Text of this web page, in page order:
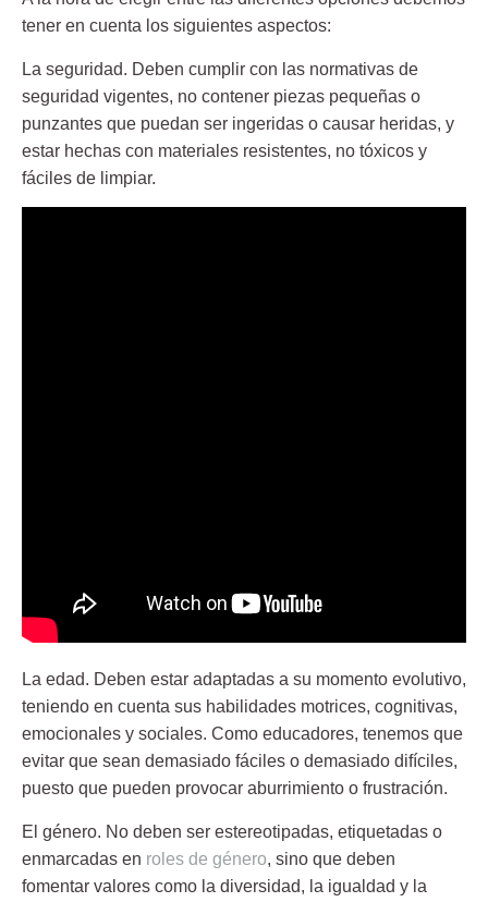
tener en cuenta los siguientes aspectos:
La seguridad. Deben cumplir con las normativas de
seguridad vigentes, no contener piezas pequeñas o
punzantes que puedan ser ingeridas o causar heridas, y
estar hechas con materiales resistentes, no tóxicos y
fáciles de limpiar.
La edad. Deben estar adaptadas a su momento evolutivo,
teniendo en cuenta sus habilidades motrices, cognitivas,
emocionales y sociales. Como educadores, tenemos que
evitar que sean demasiado fáciles o demasiado difíciles,
puesto que pueden provocar aburrimiento o frustración.
El género. No deben ser estereotipadas, etiquetadas o
enmarcadas en roles de género, sino que deben
fomentar valores como la diversidad, la igualdad y la